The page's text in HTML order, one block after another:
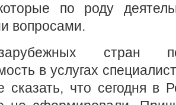
по роду
вопросами.
стран
в услугах
сказать, что сегодня в